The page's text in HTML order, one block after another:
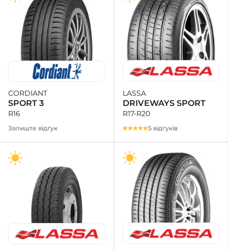
CORDIANT
SPORT 3
R16
Залиште відгук
LASSA
DRIVEWAYS SPORT
R17-R20
5 відгуків